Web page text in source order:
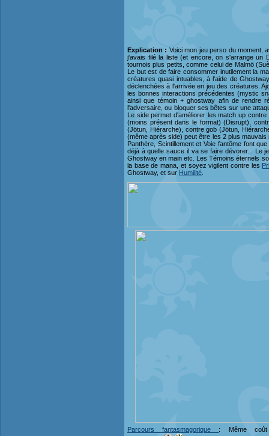
Explication : Voici mon jeu perso du moment,
j'avais filé la liste (et encore, on s'arrange un
tournois plus petits, comme celui de Malmö
Le but est de faire consommer inutilement la
créatures quasi intuables, à l'aide de
déclenchées à l'arrivée en jeu des créatures.
les bonnes interactions précédentes (mystic
ainsi que témoin + ghostway afin de rendre
l'adversaire, ou bloquer ses bêtes sur une
Le side permet d'améliorer les match up
(moins présent dans le format) (Disrupt),
(Jötun, Hiérarche), contre gob (Jötun,
(même après side) peut être les 2 plus
Panthère, Scintillement et Voie fantôme font
déjà à quelle sauce il va se faire dévorer... Le
Ghostway en main etc. Les Témoins éternels
la base de mana, et soyez vigilent contre les
Ghostway, et sur Humilité
Parcours fantasmagorique : Même